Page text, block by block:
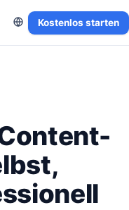
Kostenlos starten